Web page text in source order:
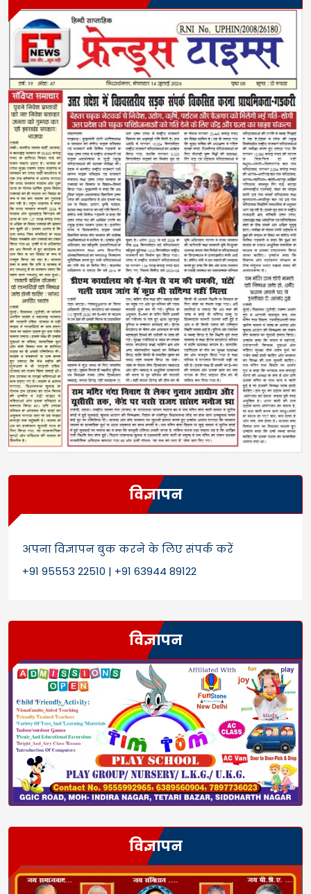
विज्ञापन
अपना विज्ञापन बुक करने के लिए संपर्क करें
+91 95553 22510 | +91 63944 89122
विज्ञापन
विज्ञापन